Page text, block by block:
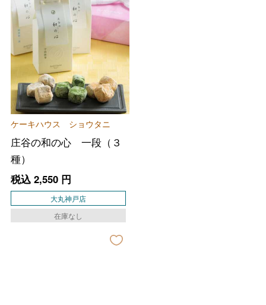
ケーキハウス ショウタニ
庄谷の和の心 一段（３
種）
税込 2,550円
大丸神戸店
在庫なし
フード＆スイーツ
ビューティー
ホーム＆インテリア
ベビー＆キッズ
大丸・松坂屋のギフト
結婚内祝い
お香典返し
バレンタインチョコレート
ホワイトデー
母の日
お中元
敬老の日